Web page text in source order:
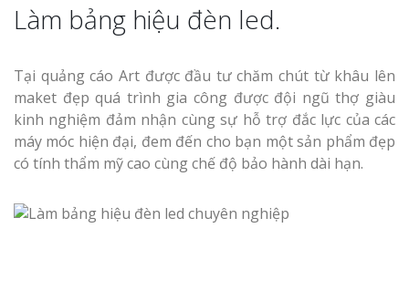
Làm bảng hiệu đèn led.
Tại quảng cáo Art được đầu tư chăm chút từ khâu lên
maket đẹp quá trình gia công được đội ngũ thợ giàu
kinh nghiệm đảm nhận cùng sự hỗ trợ đắc lực của các
máy móc hiện đại, đem đến cho bạn một sản phẩm đẹp
có tính thẩm mỹ cao cùng chế độ bảo hành dài hạn.